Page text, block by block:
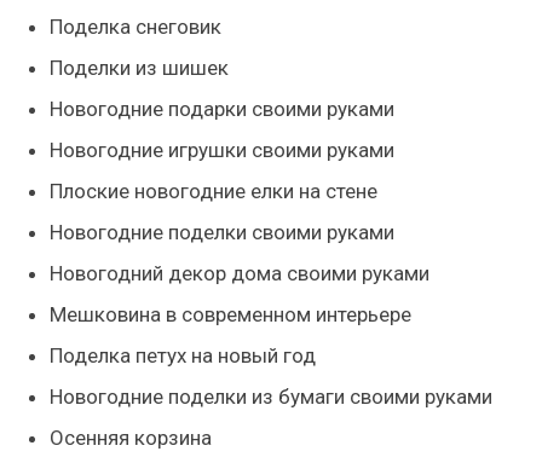
Поделка снеговик
Поделки из шишек
Новогодние подарки своими руками
Новогодние игрушки своими руками
Плоские новогодние елки на стене
Новогодние поделки своими руками
Новогодний декор дома своими руками
Мешковина в современном интерьере
Поделка петух на новый год
Новогодние поделки из бумаги своими руками
Осенняя корзина